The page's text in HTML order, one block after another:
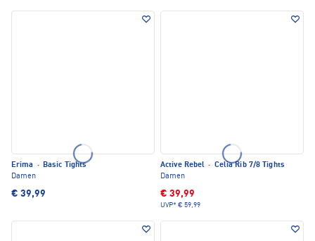
Erima · Basic Tights
Damen
€ 39,99
Active Rebel · Celia Rib 7/8 Tights
Damen
€ 39,99
UVP* € 59,99